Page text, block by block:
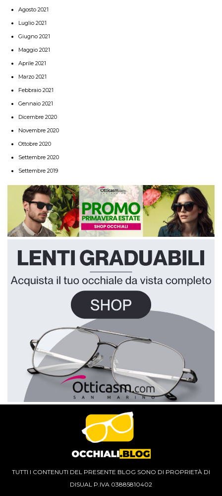
Agosto 2021
Luglio 2021
Giugno 2021
Maggio 2021
Aprile 2021
Marzo 2021
Febbraio 2021
Gennaio 2021
Dicembre 2020
Novembre 2020
Ottobre 2020
Settembre 2020
Settembre 2019
TUTTI I CONTENUTI DEL PRESENTE BLOG SONO DI PROPRIETÀ DI
DISUAL P.IVA 03885810402